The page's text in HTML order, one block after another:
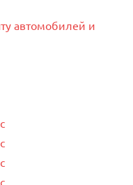
автомобилей и